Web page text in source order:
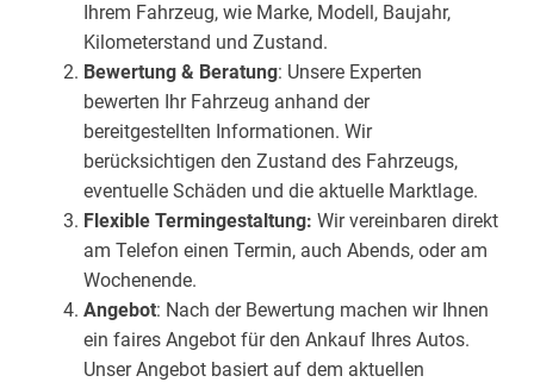
Ihrem Fahrzeug, wie Marke, Modell, Baujahr,
Kilometerstand und Zustand.
Bewertung & Beratung: Unsere Experten
bewerten Ihr Fahrzeug anhand der
bereitgestellten Informationen. Wir
berücksichtigen den Zustand des Fahrzeugs,
eventuelle Schäden und die aktuelle Marktlage.
Flexible Termingestaltung: Wir vereinbaren direkt
am Telefon einen Termin, auch Abends, oder am
Wochenende.
Angebot: Nach der Bewertung machen wir Ihnen
ein faires Angebot für den Ankauf Ihres Autos.
Unser Angebot basiert auf dem aktuellen